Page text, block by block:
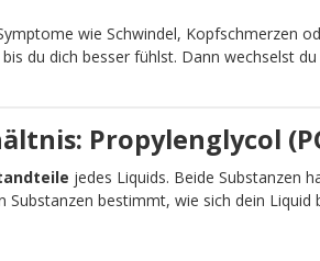
wie Schwindel, Kopfschmerzen
du dich besser fühlst. Dann wechselst
Propylenglycol
jedes Liquids. Beide Substanzen
Substanzen bestimmt, wie sich dein